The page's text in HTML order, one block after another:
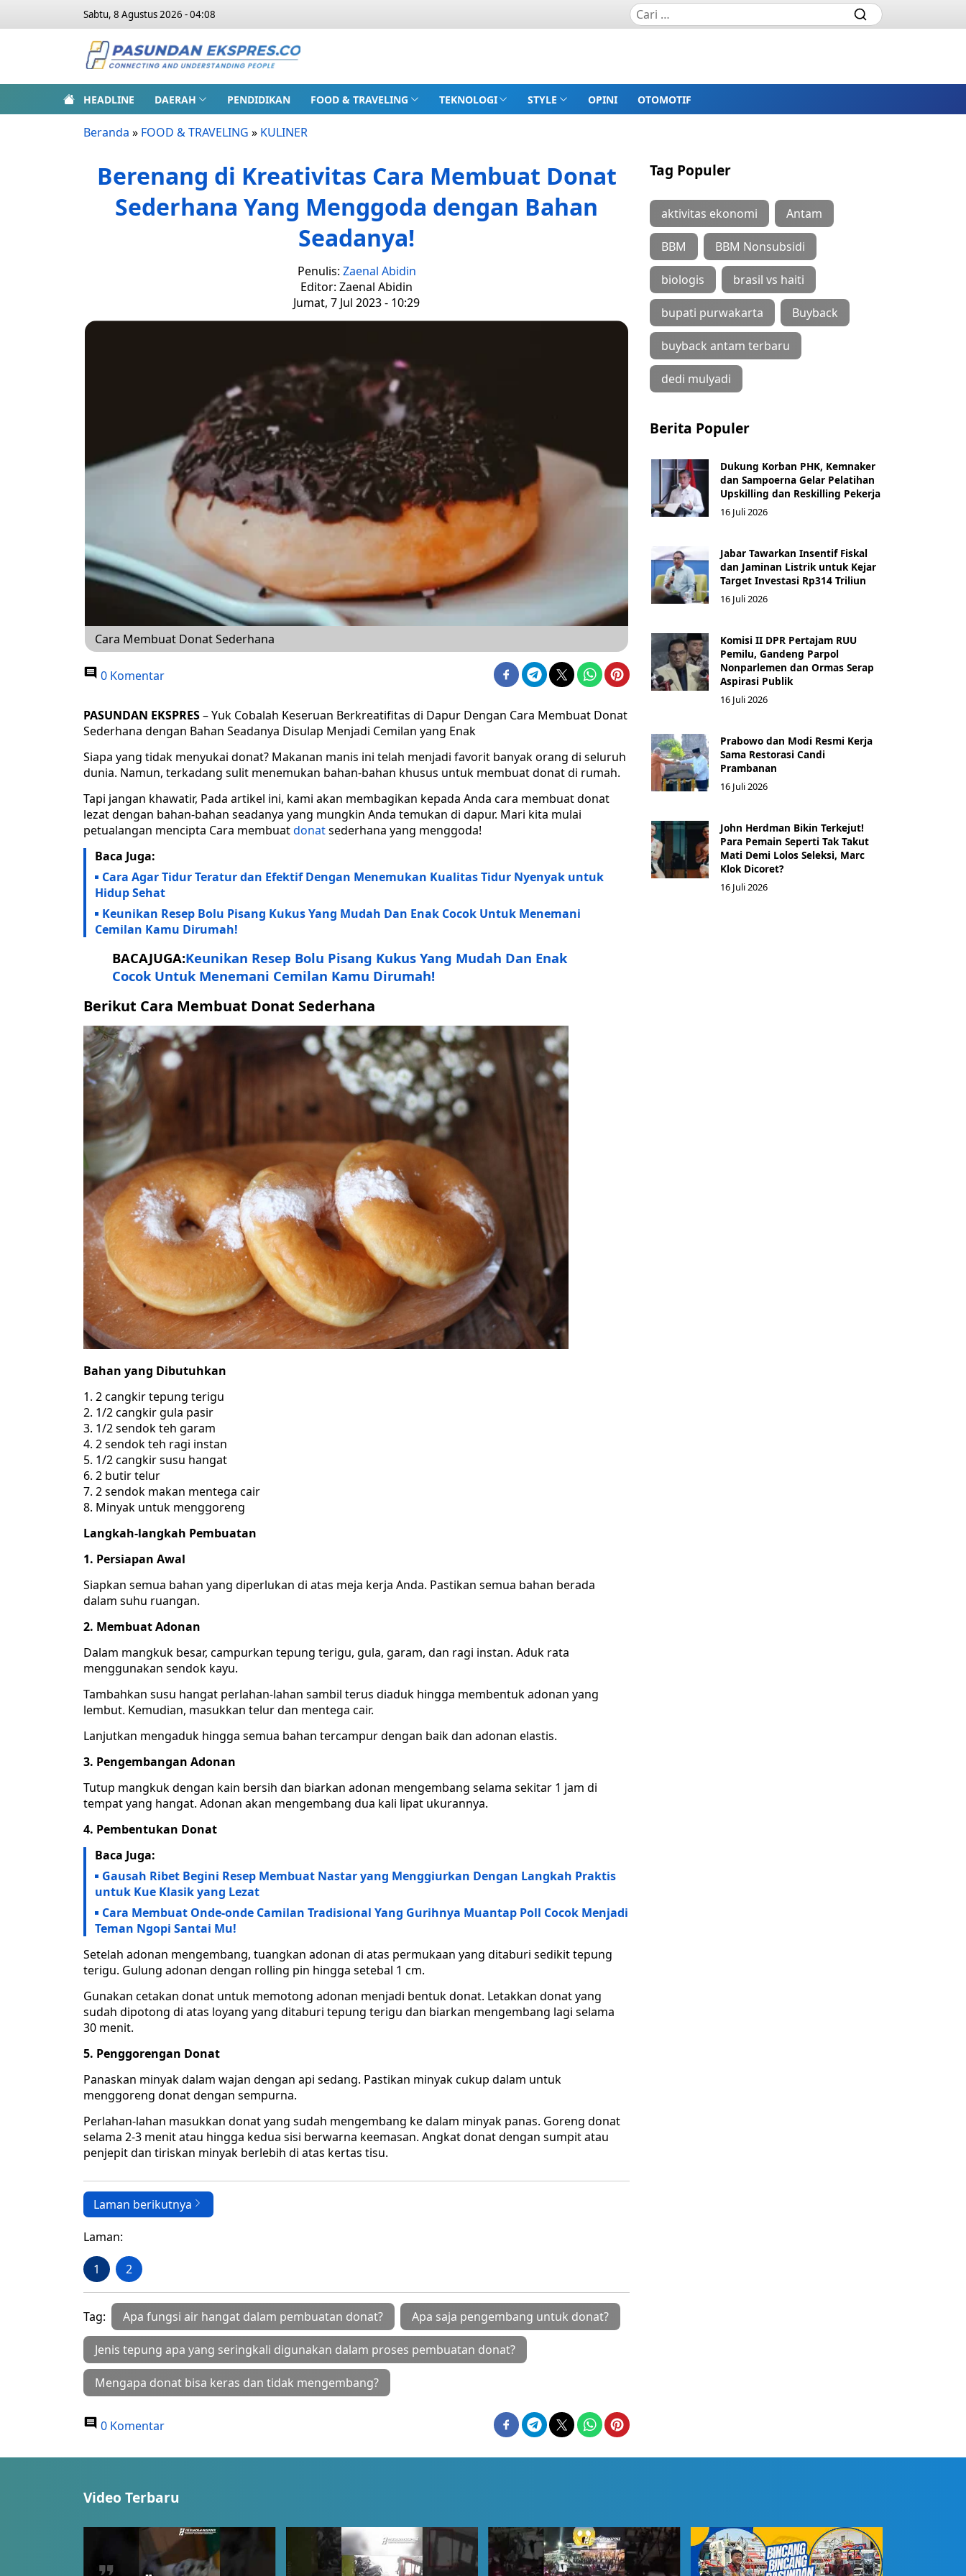
Sabtu, 8 Agustus 2026 - 04:08
HEADLINE DAERAH PENDIDIKAN FOOD & TRAVELING TEKNOLOGI STYLE OPINI OTOMOTIF
Beranda » FOOD & TRAVELING » KULINER
Berenang di Kreativitas Cara Membuat Donat
Sederhana Yang Menggoda dengan Bahan
Seadanya!
Penulis: Zaenal Abidin
Editor: Zaenal Abidin
Jumat, 7 Jul 2023 - 10:29
Cara Membuat Donat Sederhana
0 Komentar
PASUNDAN EKSPRES– Yuk Cobalah Keseruan Berkreatifitas di Dapur Dengan Cara Membuat Donat
Sederhana dengan Bahan Seadanya Disulap Menjadi Cemilan yang Enak
Siapa yang tidak menyukai donat? Makanan manis ini telah menjadi favorit banyak orang di seluruh
dunia. Namun, terkadang sulit menemukan bahan-bahan khusus untuk membuat donat di rumah.
Tapi jangan khawatir, Pada artikel ini, kami akan membagikan kepada Anda cara membuat donat
lezat dengan bahan-bahan seadanya yang mungkin Anda temukan di dapur. Mari kita mulai
petualangan mencipta Cara membuatdonatsederhana yang menggoda!
Baca Juga:
Cara Agar Tidur Teratur dan Efektif Dengan Menemukan Kualitas Tidur Nyenyak untuk
Hidup Sehat
Keunikan Resep Bolu Pisang Kukus Yang Mudah Dan Enak Cocok Untuk Menemani
Cemilan Kamu Dirumah!
BACAJUGA:Keunikan Resep Bolu Pisang Kukus Yang Mudah Dan Enak
Cocok Untuk Menemani Cemilan Kamu Dirumah!
Berikut Cara Membuat Donat Sederhana
Bahan yang Dibutuhkan
1. 2 cangkir tepung terigu
2. 1/2 cangkir gula pasir
3. 1/2 sendok teh garam
4. 2 sendok teh ragi instan
5. 1/2 cangkir susu hangat
6. 2 butir telur
7. 2 sendok makan mentega cair
8. Minyak untuk menggoreng
Langkah-langkah Pembuatan
1. Persiapan Awal
Siapkan semua bahan yang diperlukan di atas meja kerja Anda. Pastikan semua bahan berada
dalam suhu ruangan.
2. Membuat Adonan
Dalam mangkuk besar, campurkan tepung terigu, gula, garam, dan ragi instan. Aduk rata
menggunakan sendok kayu.
Tambahkan susu hangat perlahan-lahan sambil terus diaduk hingga membentuk adonan yang
lembut. Kemudian, masukkan telur dan mentega cair.
Lanjutkan mengaduk hingga semua bahan tercampur dengan baik dan adonan elastis.
3. Pengembangan Adonan
Tutup mangkuk dengan kain bersih dan biarkan adonan mengembang selama sekitar 1 jam di
tempat yang hangat. Adonan akan mengembang dua kali lipat ukurannya.
4. Pembentukan Donat
Baca Juga:
Gausah Ribet Begini Resep Membuat Nastar yang Menggiurkan Dengan Langkah Praktis
untuk Kue Klasik yang Lezat
Cara Membuat Onde-onde Camilan Tradisional Yang Gurihnya Muantap Poll Cocok Menjadi
Teman Ngopi Santai Mu!
Setelah adonan mengembang, tuangkan adonan di atas permukaan yang ditaburi sedikit tepung
terigu. Gulung adonan dengan rolling pin hingga setebal 1 cm.
Gunakan cetakan donat untuk memotong adonan menjadi bentuk donat. Letakkan donat yang
sudah dipotong di atas loyang yang ditaburi tepung terigu dan biarkan mengembang lagi selama
30 menit.
5. Penggorengan Donat
Panaskan minyak dalam wajan dengan api sedang. Pastikan minyak cukup dalam untuk
menggoreng donat dengan sempurna.
Perlahan-lahan masukkan donat yang sudah mengembang ke dalam minyak panas. Goreng donat
selama 2-3 menit atau hingga kedua sisi berwarna keemasan. Angkat donat dengan sumpit atau
penjepit dan tiriskan minyak berlebih di atas kertas tisu.
Laman berikutnya
Laman:
1 2
Tag: Apa fungsi air hangat dalam pembuatan donat? Apa saja pengembang untuk donat?
Jenis tepung apa yang seringkali digunakan dalam proses pembuatan donat?
Mengapa donat bisa keras dan tidak mengembang?
0 Komentar
Tag Populer
aktivitas ekonomi Antam
BBM BBM Nonsubsidi
biologis brasil vs haiti
bupati purwakarta Buyback
buyback antam terbaru
dedi mulyadi
Berita Populer
Dukung Korban PHK, Kemnaker
dan Sampoerna Gelar Pelatihan
Upskilling dan Reskilling Pekerja
16 Juli 2026
Jabar Tawarkan Insentif Fiskal
dan Jaminan Listrik untuk Kejar
Target Investasi Rp314 Triliun
16 Juli 2026
Komisi II DPR Pertajam RUU
Pemilu, Gandeng Parpol
Nonparlemen dan Ormas Serap
Aspirasi Publik
16 Juli 2026
Prabowo dan Modi Resmi Kerja
Sama Restorasi Candi
Prambanan
16 Juli 2026
John Herdman Bikin Terkejut!
Para Pemain Seperti Tak Takut
Mati Demi Lolos Seleksi, Marc
Klok Dicoret?
16 Juli 2026
Video Terbaru